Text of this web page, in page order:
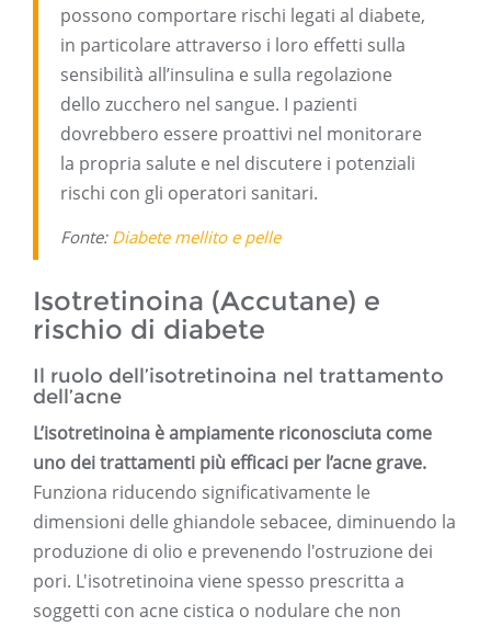
possono comportare rischi legati al diabete,
in particolare attraverso i loro effetti sulla
sensibilità all’insulina e sulla regolazione
dello zucchero nel sangue. I pazienti
dovrebbero essere proattivi nel monitorare
la propria salute e nel discutere i potenziali
rischi con gli operatori sanitari.
Fonte: Diabete mellito e pelle
Isotretinoina (Accutane) e
rischio di diabete
Il ruolo dell’isotretinoina nel trattamento
dell’acne
L’isotretinoina è ampiamente riconosciuta come
uno dei trattamenti più efficaci per l’acne grave.
Funziona riducendo significativamente le
dimensioni delle ghiandole sebacee, diminuendo la
produzione di olio e prevenendo l'ostruzione dei
pori. L'isotretinoina viene spesso prescritta a
soggetti con acne cistica o nodulare che non